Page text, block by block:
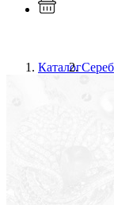
Каталог